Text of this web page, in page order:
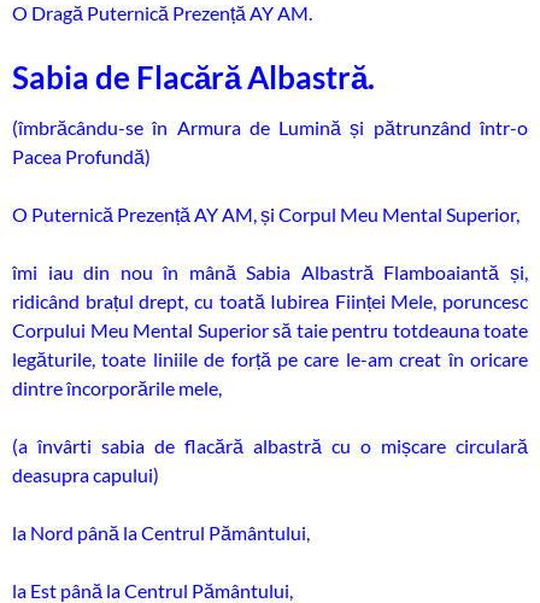
O Dragă Puternică Prezență AY AM.
Sabia de Flacără Albastră.
(îmbrăcându-se în Armura de Lumină și pătrunzând într-o
Pacea Profundă)
O Puternică Prezență AY AM, și Corpul Meu Mental Superior,
îmi iau din nou în mână Sabia Albastră Flamboaiantă și,
ridicând brațul drept, cu toată Iubirea Ființei Mele, poruncesc
Corpului Meu Mental Superior să taie pentru totdeauna toate
legăturile, toate liniile de forță pe care le-am creat în oricare
dintre încorporările mele,
(a învârti sabia de flacără albastră cu o mișcare circulară
deasupra capului)
la Nord până la Centrul Pământului,
la Est până la Centrul Pământului,